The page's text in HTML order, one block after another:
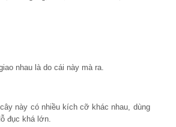
nhau là do cái này mà ra.
này có nhiều kích cỡ khác nhau, dùng
đục khá lớn.